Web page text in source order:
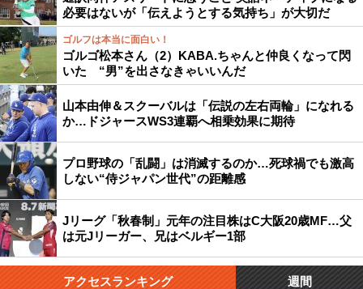
必要はないが「伝えようとする気持ち」が大切だ
ゴルフは本当に面白い！
ゴルゴ松本さん（2）KABA.ちゃんと仲良くなって閃
いた “男”を出さなきゃいいんだ
山本由伸＆スクーバルは「伝説の左右両輪」になれる
か…ドジャースWS3連覇へ相乗効果に期待
プロ野球の「乱闘」は消滅するのか…死球禍でも激高
しない“侍ジャパン世代”の距離感
Jリーグ「秋春制」元年の注目株はC大阪20歳MF…父
は元Jリーガー、兄はベルギー1部
アクセスランキング 週間